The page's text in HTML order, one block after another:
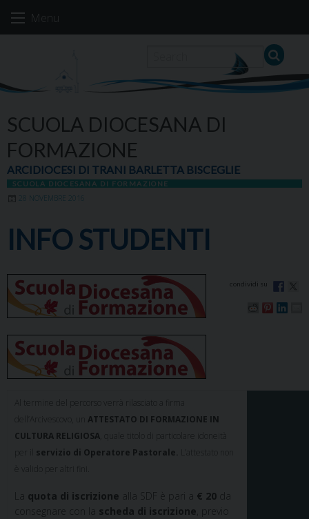
Menu
SCUOLA DIOCESANA DI
FORMAZIONE
ARCIDIOCESI DI TRANI BARLETTA BISCEGLIE
SCUOLA DIOCESANA DI FORMAZIONE
28 NOVEMBRE 2016
INFO STUDENTI
Al termine del percorso verrà rilasciato a firma
ATTESTATO DI FORMAZIONE IN
CULTURA RELIGIOSA
servizio di Operatore Pastorale.
La quota di iscrizione alla SDF è pari a € 20 da
consegnare con la scheda di iscrizione , previo